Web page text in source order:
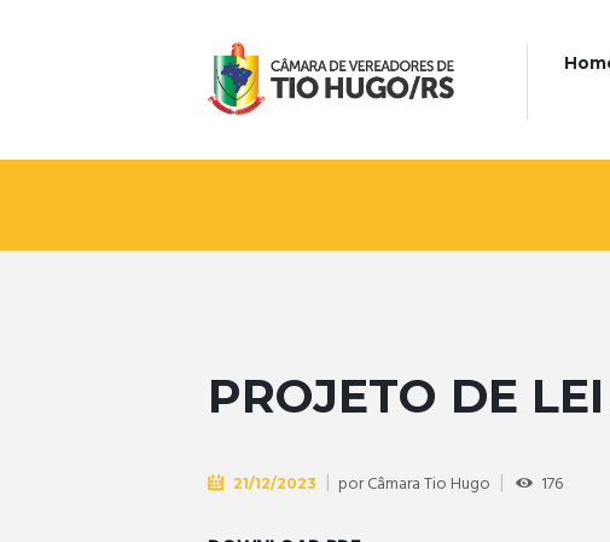
PROJETO DE
21/12/2023 porCâmara Tio Hugo 176